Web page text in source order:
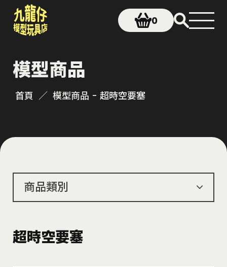
0
模型商品
首頁 模型商品 - 超時空要塞
商品類別
超時空要塞